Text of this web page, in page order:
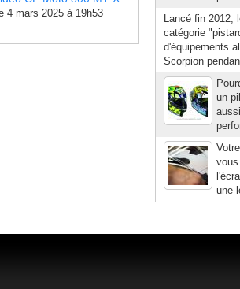
4 mars 2025 à 19h53
Lancé fin 2012,
catégorie
d'équipements
Scorpion
un
une